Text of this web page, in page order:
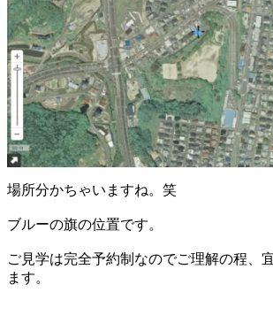
場所分かちゃいますね。笑
ブルーの旗の位置です。
ご見学は完全予約制なのでご理解の程、
ます。